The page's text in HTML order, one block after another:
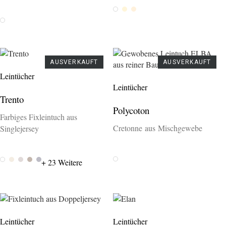
Weiss
Weiss
IvorySand
Leintücher
Trento
Farbiges Fixleintuch aus
Singlejersey
AUSVERKAUFT
Weiss 100
Wollweiss 572
Natur 1400
Basalt 079
Platin 017
+ 23 Weitere
Leintücher
Polycoton
Cretonne aus Mischgewebe
AUSVERKAUFT
Weiss
Leintücher Leintücher